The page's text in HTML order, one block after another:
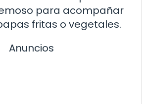
para acompañar
fritas o vegetales.
Anuncios